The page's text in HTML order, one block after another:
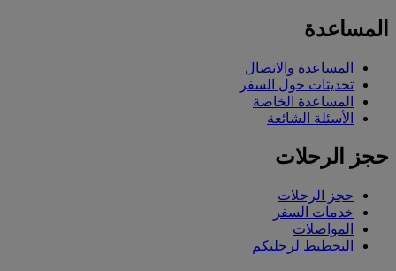
المساعدة
المساعدة والاتصال
تحديثات حول السفر
المساعدة الخاصة
الأسئلة الشائعة
حجز الرحلات
حجز الرحلات
خدمات السفر
المواصلات
التخطيط لرحلتكم